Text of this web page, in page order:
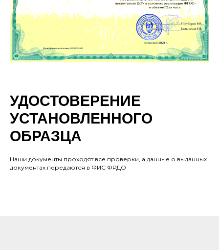
УДОСТОВЕРЕНИЕ
УСТАНОВЛЕННОГО
ОБРАЗЦА
Наши документы проходят все проверки, а данные о выданных
документах передаются в ФИС ФРДО